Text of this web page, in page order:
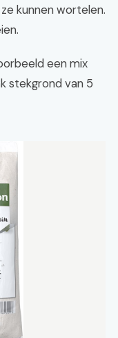
kunnen wortelen.
een mix
stekgrond van 5